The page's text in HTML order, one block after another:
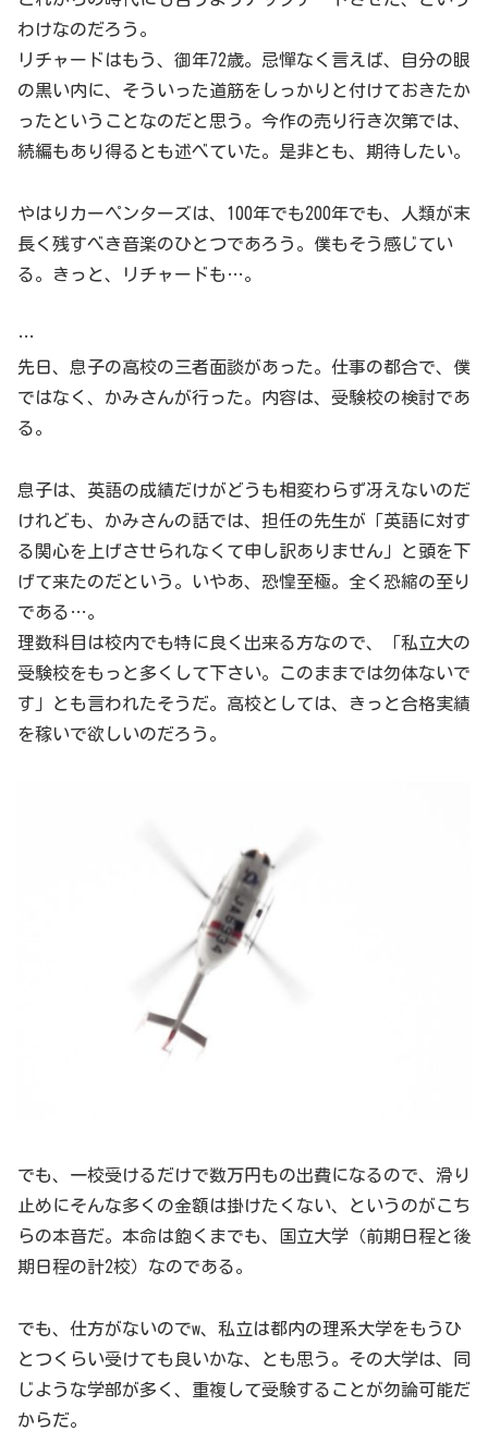
わけなのだろう。
リチャードはもう、御年72歳。忌憚なく言えば、自分の眼
の黒い内に、そういった道筋をしっかりと付けておきたか
ったということなのだと思う。今作の売り行き次第では、
続編もあり得るとも述べていた。是非とも、期待したい。
やはりカーペンターズは、100年でも200年でも、人類が末
長く残すべき音楽のひとつであろう。僕もそう感じてい
る。きっと、リチャードも…。
…
先日、息子の高校の三者面談があった。仕事の都合で、僕
ではなく、かみさんが行った。内容は、受験校の検討であ
る。
息子は、英語の成績だけがどうも相変わらず冴えないのだ
けれども、かみさんの話では、担任の先生が「英語に対す
る関心を上げさせられなくて申し訳ありません」と頭を下
げて来たのだという。いやあ、恐惶至極。全く恐縮の至り
である…。
理数科目は校内でも特に良く出来る方なので、「私立大の
受験校をもっと多くして下さい。このままでは勿体ないで
す」とも言われたそうだ。高校としては、きっと合格実績
を稼いで欲しいのだろう。
でも、一校受けるだけで数万円もの出費になるので、滑り
止めにそんな多くの金額は掛けたくない、というのがこち
らの本音だ。本命は飽くまでも、国立大学（前期日程と後
期日程の計2校）なのである。
でも、仕方がないのでw、私立は都内の理系大学をもうひ
とつくらい受けても良いかな、とも思う。その大学は、同
じような学部が多く、重複して受験することが勿論可能だ
からだ。